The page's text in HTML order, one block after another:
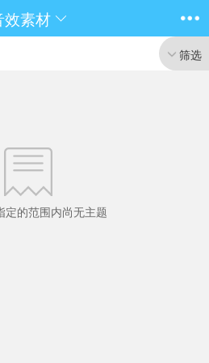
效素材
筛选
定的范围内尚无主题